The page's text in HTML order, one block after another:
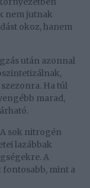
nem jutnak
okoz, hanem
után azonnal
Ha túl
marad,
sok nitrogén
lazábbak
A
mint a